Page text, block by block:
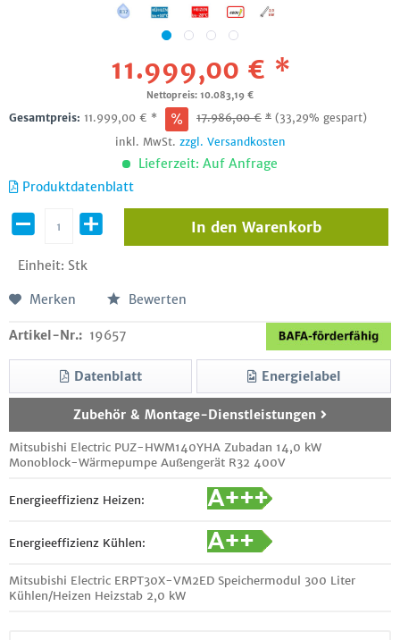
11.999,00 € *
Nettopreis: 10.083,19 €
Gesamtpreis: 11.999,00 € * 17.986,00€ * (33,29% gespart)
inkl. MwSt. zzgl. Versandkosten
Lieferzeit: Auf Anfrage
Produktdatenblatt
Einheit: Stk
In den Warenkorb
Merken Bewerten
Artikel-Nr.: 19657
Datenblatt Energielabel
Zubehör & Montage-Dienstleistungen
Mitsubishi Electric PUZ-HWM140YHA Zubadan 14,0 kW
Monoblock-Wärmepumpe Außengerät R32 400V
Energieeffizienz Heizen:
Energieeffizienz Kühlen:
Mitsubishi Electric ERPT30X-VM2ED Speichermodul 300 Liter
Kühlen/Heizen Heizstab 2,0 kW